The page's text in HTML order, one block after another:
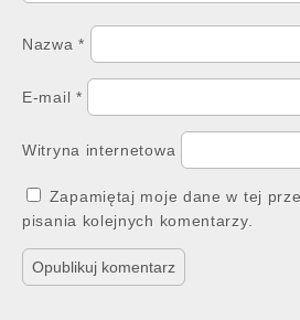
Nazwa*
E-mail *
Witryna internetowa
Zapamiętaj moje dane w tej
pisania kolejnych komentarzy.